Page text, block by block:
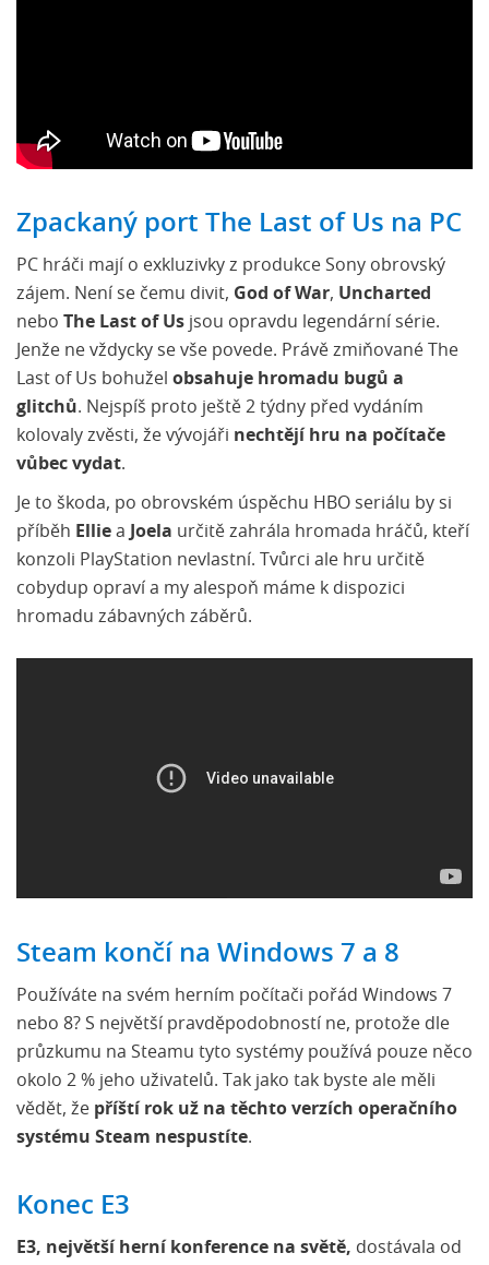
Zpackaný port The Last of Us na PC
PC hráči mají o exkluzivky z produkce Sony obrovský
zájem. Není se čemu divit, God of War, Uncharted
nebo The Last of Us jsou opravdu legendární série.
Jenže ne vždycky se vše povede. Právě zmiňované The
Last of Us bohužel obsahuje hromadu bugů a
glitchů. Nejspíš proto ještě 2 týdny před vydáním
kolovaly zvěsti, že vývojáři nechtějí hru na počítače
vůbec vydat.
Je to škoda, po obrovském úspěchu HBO seriálu by si
příběh Ellie a Joela určitě zahrála hromada hráčů, kteří
konzoli PlayStation nevlastní. Tvůrci ale hru určitě
cobydup opraví a my alespoň máme k dispozici
hromadu zábavných záběrů.
Steam končí na Windows 7 a 8
Používáte na svém herním počítači pořád Windows 7
nebo 8? S největší pravděpodobností ne, protože dle
průzkumu na Steamu tyto systémy používá pouze něco
okolo 2 % jeho uživatelů. Tak jako tak byste ale měli
vědět, že příští rok už na těchto verzích operačního
systému Steam nespustíte.
Konec E3
E3, největší herní konference na světě, dostávala od